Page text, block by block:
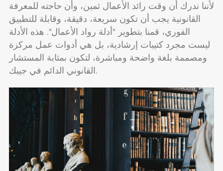
لأننا ندرك أن وقت رائد الأعمال ثمين، وأن حاجته للمعرفة
القانونية يجب أن تكون سريعة، دقيقة، وقابلة للتطبيق
الفوري، قمنا بتطوير "أدلة رواد الأعمال". هذه الأدلة
ليست مجرد كتيبات إرشادية، بل هي أدوات عمل مركزة
ومصممة بلغة واضحة ومباشرة، لتكون بمثابة المستشار
القانوني الدائم في جيبك.